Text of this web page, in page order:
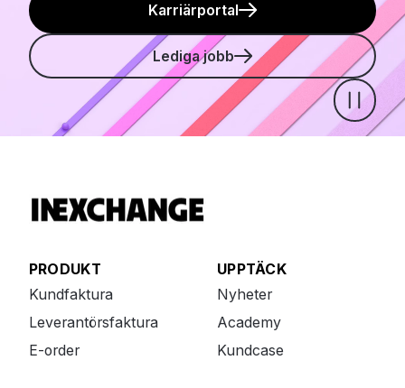
Karriärportal
Lediga jobb
Pause
PRODUKT
Kundfaktura
Leverantörsfaktura
E-order
UPPTÄCK
Nyheter
Academy
Kundcase